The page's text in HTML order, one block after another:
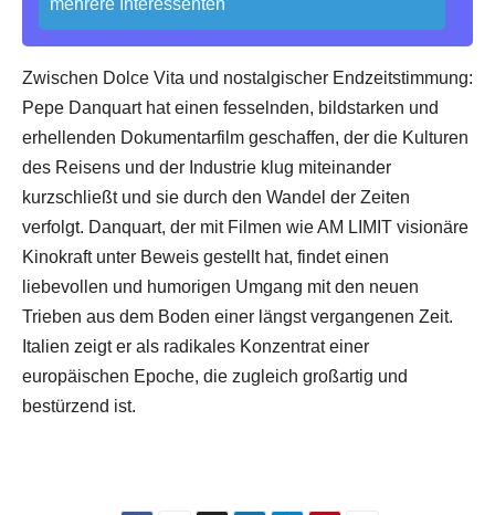
Zwischen Dolce Vita und nostalgischer Endzeitstimmung:
Pepe Danquart hat einen fesselnden, bildstarken und
erhellenden Dokumentarfilm geschaffen, der die Kulturen
des Reisens und der Industrie klug miteinander
kurzschließt und sie durch den Wandel der Zeiten
verfolgt. Danquart, der mit Filmen wie AM LIMIT visionäre
Kinokraft unter Beweis gestellt hat, findet einen
liebevollen und humorigen Umgang mit den neuen
Trieben aus dem Boden einer längst vergangenen Zeit.
Italien zeigt er als radikales Konzentrat einer
europäischen Epoche, die zugleich großartig und
bestürzend ist.